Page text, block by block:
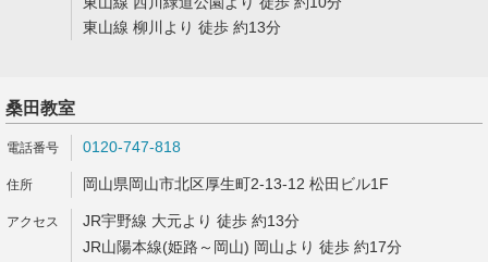
東山線 柳川より 徒歩 約13分
桑田教室
0120-747-818
岡山県岡山市北区厚生町2-13-12 松田ビル1F
JR宇野線 大元より 徒歩 約13分
JR山陽本線(姫路～岡山) 岡山より 徒歩 約17分